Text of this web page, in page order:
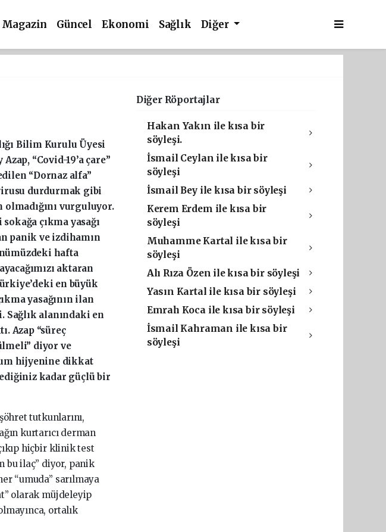
Magazin Güncel Ekonomi Sağlık Diğer
Bilim Kurulu Üyesi
“Covid-19’a çare”
“Dornaz alfa”
durdurmak gibi
vurguluyor.
çıkma yasağı
panik ve izdihamın
hafta
aktaran
en büyük
yasağının ilan
Sağlık alanındaki en
Azap “süreç
diyor ve
hijyenine dikkat
kadar güçlü bir
tutkunlarını,
kurtarıcı derman
hiçbir klinik test
bu ilaç” diyor, panik
“umuda” sarılmaya
olarak müjdeleyip
ortalık
Diğer Röportajlar
Hakan Yakın ile kısa bir
söyleşi.
İsmail Ceylan ile kısa bir
söyleşi
İsmail Bey ile kısa bir söyleşi
Kerem Erdem ile kısa bir
söyleşi
Muhamme Kartal ile kısa bir
söyleşi
Alı Rıza Özen ile kısa bir söyleşi
Yasın Kartal ile kısa bir söyleşi
Emrah Koca ile kısa bir söyleşi
İsmail Kahraman ile kısa bir
söyleşi